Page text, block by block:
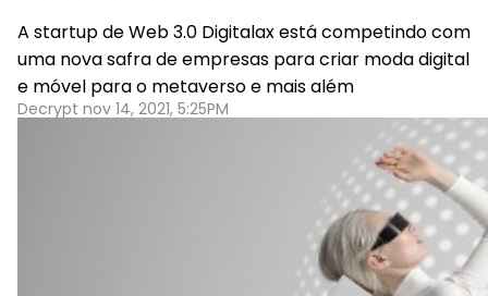
A startup de Web 3.0 Digitalax está competindo com
uma nova safra de empresas para criar moda digital
e móvel para o metaverso e mais além
Decrypt nov 14, 2021, 5:25PM